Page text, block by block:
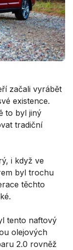
začali vyrábět
existence.
to byl jiný
tradiční
i když ve
byl trochu
těchto
tento naftový
olejových
2.0 rovněž